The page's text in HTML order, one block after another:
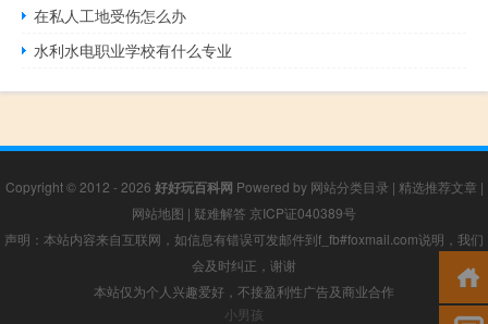
在私人工地受伤怎么办
水利水电职业学校有什么专业
Copyright © 2012 - 2026 好好玩百科网 Powered by 网站分类目录 | 精选推荐文章 |
网站地图 | 疑难解答 京ICP证040389号
声明：本站内容来自互联网，如信息有错误可发邮件到f_fb#foxmail.com说明，我们
会及时纠正，谢谢
本站仅为个人兴趣爱好，不接盈利性广告及商业合作
小男孩